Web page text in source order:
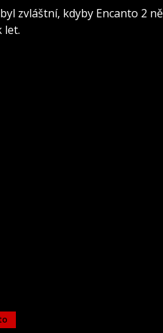
zvláštní, kdyby Encanto 2
let.